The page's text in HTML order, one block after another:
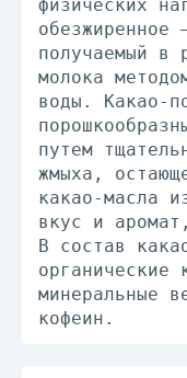
физических
обезжиренное
получаемый в
молока
воды. Какао-
путем
жмыха,
какао-масла
вкус и
В состав
органические
минеральные
кофеин.